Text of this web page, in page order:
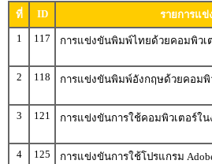
ที่ ID
รายการแข่
1
117 การแข่งขันพิมพ์ไทยด้วยคอมพิวเ
2
118 การแข่งขันพิมพ์อังกฤษด้วยคอมพิ
3
121 การแข่งขันการใช้คอมพิวเตอร์ใ
4
125
การแข่งขันการใช้โปรแกรม